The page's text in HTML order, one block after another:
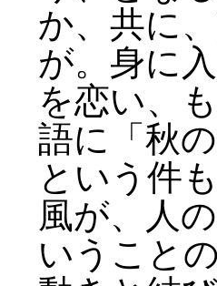
か、共に
が。身に
を恋い、
語に「秋
という件
風が、人
いうこと